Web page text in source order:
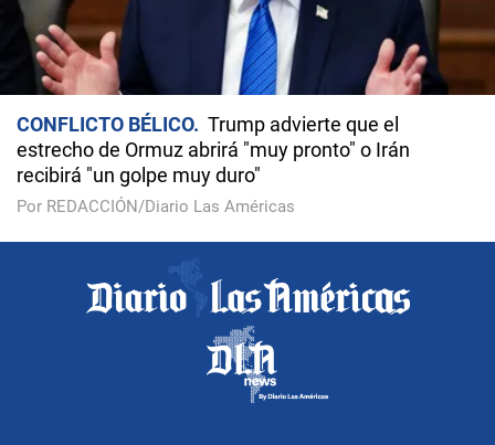
CONFLICTO BÉLICO
Trump advierte que el
estrecho de Ormuz abrirá "muy pronto" o Irán
recibirá "un golpe muy duro"
Por REDACCIÓN/Diario Las Américas